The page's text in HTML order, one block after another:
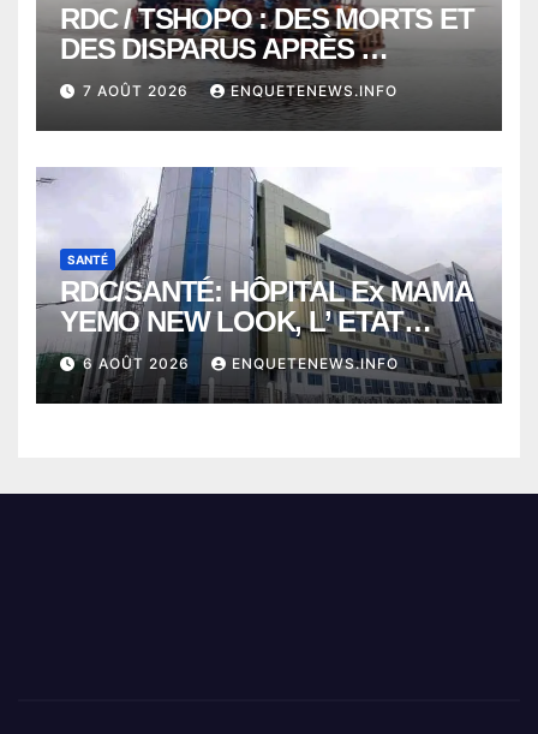
RDC / TSHOPO : DES MORTS ET
DES DISPARUS APRÈS
NAUFRAGE D’UNE BALEINIERE
À QUELQUES KILOMÈTRES DE
KISANGANI
7 AOÛT 2026 ENQUETENEWS.INFO
SANTÉ
RDC/SANTÉ: HÔPITAL Ex MAMA
YEMO NEW LOOK, L’ ETAT
PERD LE CONTROLE
6 AOÛT 2026 ENQUETENEWS.INFO